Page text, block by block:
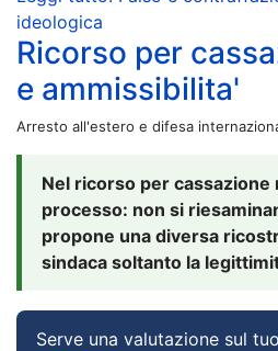
ideologica
Ricorso per
e ammissibilita'
Arresto all'estero e difesa
Nel ricorso per cassazione
processo: non si
propone una diversa
sindaca soltanto la
Serve una valutazione sul